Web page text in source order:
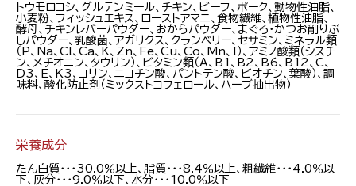
トウモロコシ、グルテンミール、チキン、ビーフ、ポーク、動物性油脂、
小麦粉、フィッシュエキス、ローストアマニ、食物繊維、植物性油脂、
酵母、チキンレバーパウダー、おからパウダー、まぐろ・かつお削りぶ
しパウダー、乳酸菌、アガリクス、クランベリー、セサミン、ミネラル類
（P、Na、Cl、Ca、K、Zn、Fe、Cu、Co、Mn、I）、アミノ酸類（シスチ
ン、メチオニン、タウリン）、ビタミン類（A、B1、B2、B6、B12、C、
D3、E、K3、コリン、ニコチン酸、パントテン酸、ビオチン、葉酸）、調
味料、酸化防止剤（ミックストコフェロール、ハーブ抽出物）
栄養成分
たん白質・・・30.0％以上、脂質・・・8.4％以上、粗繊維・・・4.0％以
下、灰分・・・9.0％以下、水分・・・10.0％以下